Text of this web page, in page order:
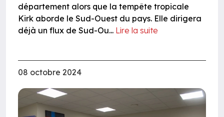
département alors que la tempête tropicale
Kirk aborde le Sud-Ouest du pays. Elle dirigera
déjà un flux de Sud-Ou... Lire la suite
08 octobre 2024